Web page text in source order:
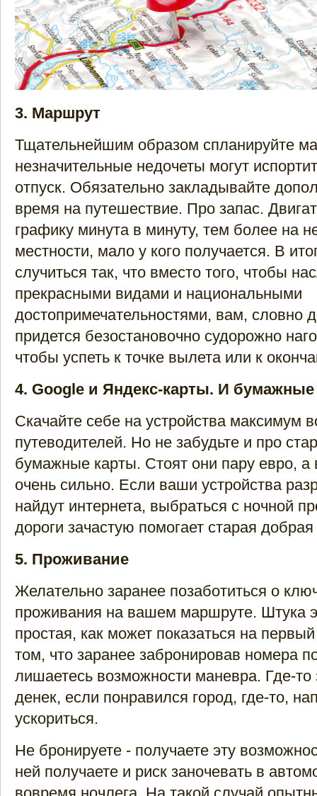
3. Маршрут
Тщательнейшим образом спланируйте
незначительные недочеты могут
отпуск. Обязательно закладывайте
время на путешествие. Про запас.
графику минута в минуту, тем более на
местности, мало у кого получается. В
случиться так, что вместо того, чтобы
прекрасными видами и национальными
достопримечательностями, вам, словно
придется безостановочно судорожно
чтобы успеть к точке вылета или к
4. Google и Яндекс-карты. И
Скачайте себе на устройства максимум
путеводителей. Но не забудьте и про
бумажные карты. Стоят они пару евро, а
очень сильно. Если ваши устройства
найдут интернета, выбраться с ночной
дороги зачастую помогает старая
5. Проживание
Желательно заранее позаботиться о
проживания на вашем маршруте. Штука
простая, как может показаться на
том, что заранее забронировав номера
лишаетесь возможности маневра. Где-то
денек, если понравился город, где-то,
ускориться.
Не бронируете - получаете эту
ней получаете и риск заночевать в